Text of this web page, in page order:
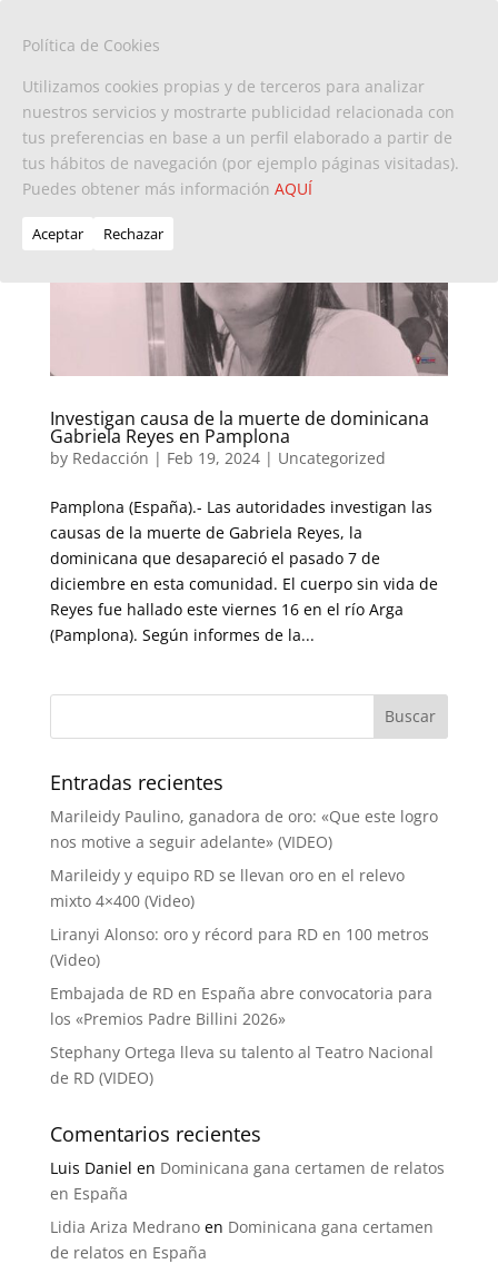
Investigan causa de la muerte de dominicana
Gabriela Reyes en Pamplona
by Redacción | Feb 19, 2024| Uncategorized
Pamplona (España).- Las autoridades investigan las
causas de la muerte de Gabriela Reyes, la
dominicana que desapareció el pasado 7 de
diciembre en esta comunidad. El cuerpo sin vida de
Reyes fue hallado este viernes 16 en el río Arga
(Pamplona). Según informes de la...
Entradas recientes
Marileidy Paulino, ganadora de oro: «Que este logro
nos motive a seguir adelante» (VIDEO)
Marileidy y equipo RD se llevan oro en el relevo
mixto 4×400 (Video)
Liranyi Alonso: oro y récord para RD en 100 metros
(Video)
Embajada de RD en España abre convocatoria para
los «Premios Padre Billini 2026»
Stephany Ortega lleva su talento al Teatro Nacional
de RD (VIDEO)
Comentarios recientes
Luis Daniel en Dominicana gana certamen de relatos
en España
Lidia Ariza Medranoen Dominicana gana certamen
de relatos en España
Política de Cookies
Utilizamos cookies propias y de terceros para analizar
nuestros servicios y mostrarte publicidad relacionada con
tus preferencias en base a un perfil elaborado a partir de
tus hábitos de navegación (por ejemplo páginas visitadas).
Puedes obtener más información AQUÍ
Aceptar Rechazar